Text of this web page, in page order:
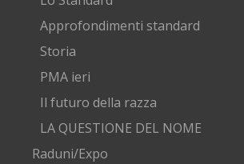
Approfondimenti standard
Storia
PMA ieri
Il futuro della razza
LA QUESTIONE DEL NOME
Raduni/Expo